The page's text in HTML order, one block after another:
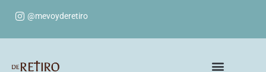
@mevoyderetiro